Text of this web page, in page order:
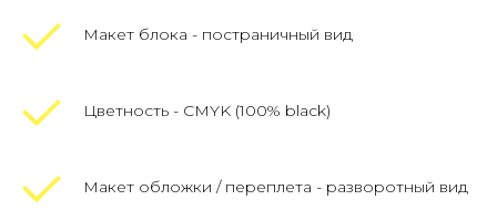
Макет блока - постраничный вид
Цветность - CMYK (100% black)
Макет обложки / переплета - разворотный вид